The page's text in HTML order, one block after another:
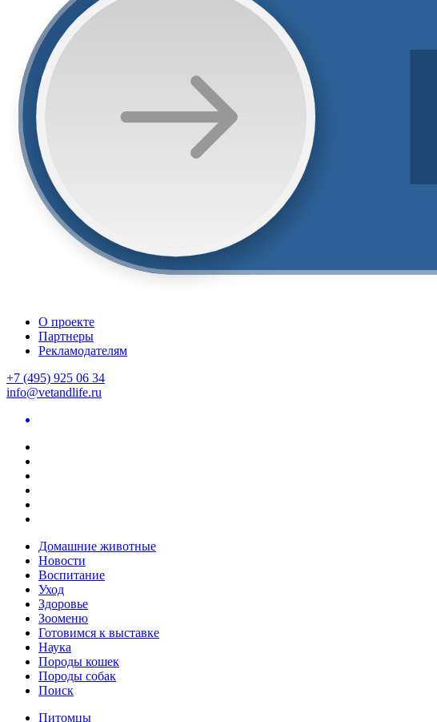
О проекте
Партнеры
Рекламодателям
+7 (495) 925 06 34
info@vetandlife.ru
Домашние животные
Новости
Воспитание
Уход
Здоровье
Зооменю
Готовимся к выставке
Наука
Породы кошек
Породы собак
Поиск
Питомцы